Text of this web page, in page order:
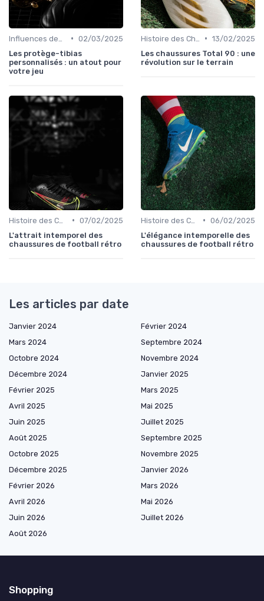
• 02/03/2025
Les protège-tibias
personnalisés : un atout pour
votre jeu
• 13/02/2025
Les chaussures Total 90 : une
révolution sur le terrain
• 07/02/2025
L'attrait intemporel des
chaussures de football rétro
• 06/02/2025
L'élégance intemporelle des
chaussures de football rétro
Les articles par date
Janvier 2024
Février 2024
Mars 2024
Septembre 2024
Octobre 2024
Novembre 2024
Décembre 2024
Janvier 2025
Février 2025
Mars 2025
Avril 2025
Mai 2025
Juin 2025
Juillet 2025
Août 2025
Septembre 2025
Octobre 2025
Novembre 2025
Décembre 2025
Janvier 2026
Février 2026
Mars 2026
Avril 2026
Mai 2026
Juin 2026
Juillet 2026
Août 2026
Shopping